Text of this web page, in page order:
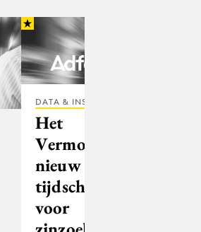
DATA & INSIGHTS
Het
Vermoeden:
nieuw
tijdschrift
voor